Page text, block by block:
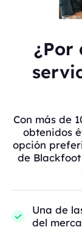
¿Por
Con más de
obtenidos
opción
de
Una de
del